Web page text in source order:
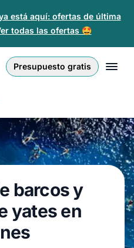
está aquí: ofertas de última
todas las ofertas 🤩
Presupuesto gratis
(UK)
barcos y
yates en